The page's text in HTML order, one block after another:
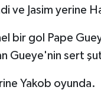
ve Jasim yerine
bir gol Pape
Gueye'nin sert
Yakob oyunda.